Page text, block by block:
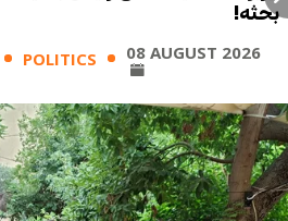
بحثه!
POLITICS 08 AUGUST 2026